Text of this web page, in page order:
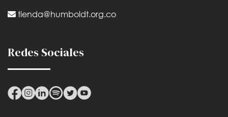
tienda@humboldt.org.co
Redes Sociales